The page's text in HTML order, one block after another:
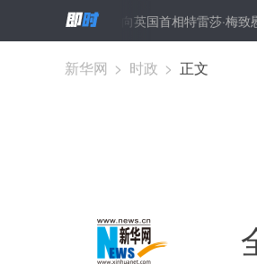
怖袭击事件向英国首相特雷莎·梅致慰问电
新华网 > 时政 > 正文